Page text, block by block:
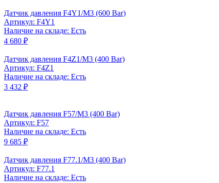
Датчик давления F4Y1/M3 (600 Bar)
Артикул: F4Y1
Наличие на складе: Есть
4 680 ₽
Датчик давления F4Z1/M3 (400 Bar)
Артикул: F4Z1
Наличие на складе: Есть
3 432 ₽
Датчик давления F57/M3 (400 Bar)
Артикул: F57
Наличие на складе: Есть
9 685 ₽
Датчик давления F77.1/M3 (400 Bar)
Артикул: F77.1
Наличие на складе: Есть